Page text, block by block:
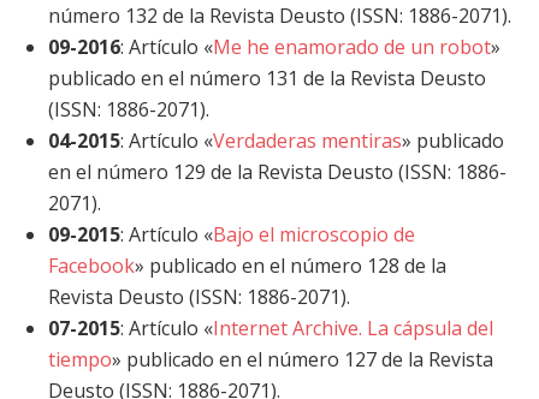
número 132 de la Revista Deusto (ISSN: 1886-2071).
09-2016: Artículo «Me he enamorado de un robot»
publicado en el número 131 de la Revista Deusto
(ISSN: 1886-2071).
04-2015: Artículo «Verdaderas mentiras» publicado
en el número 129 de la Revista Deusto (ISSN: 1886-
2071).
09-2015: Artículo «Bajo el microscopio de
Facebook» publicado en el número 128 de la
Revista Deusto (ISSN: 1886-2071).
07-2015: Artículo «Internet Archive. La cápsula del
tiempo» publicado en el número 127 de la Revista
Deusto (ISSN: 1886-2071).